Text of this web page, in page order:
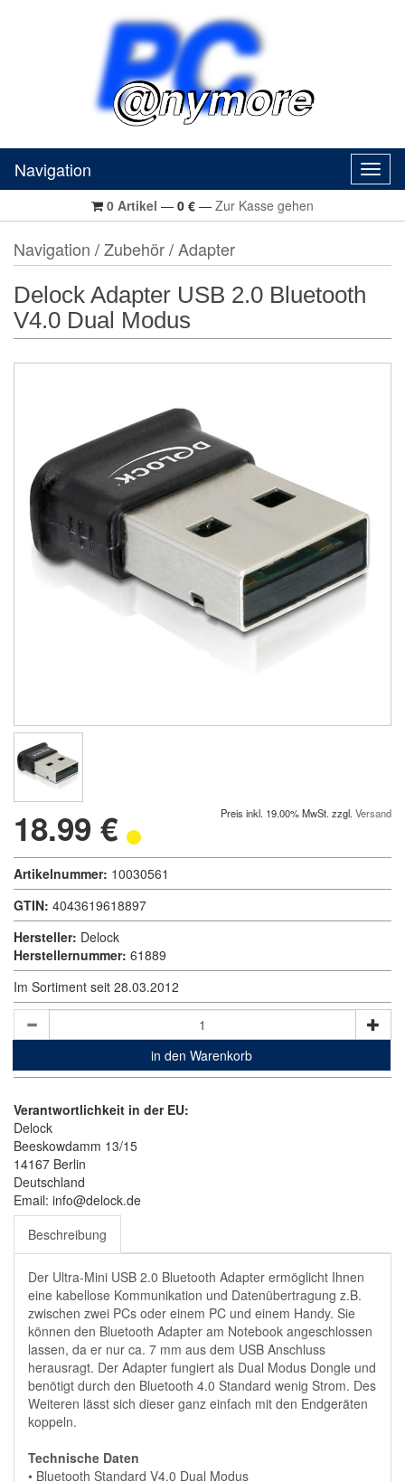
Navigation
0 Artikel — 0 € — Zur Kasse gehen
Navigation /Zubehör/Adapter
Delock Adapter USB 2.0 Bluetooth
V4.0 Dual Modus
18.99 € Preis inkl. 19.00% MwSt. zzgl. Versand
Artikelnummer: 10030561
GTIN: 4043619618897
Hersteller: Delock
Herstellernummer: 61889
Im Sortiment seit 28.03.2012
in den Warenkorb
Verantwortlichkeit in der EU:
Delock
Beeskowdamm 13/15
14167 Berlin
Deutschland
Email: info@delock.de
Beschreibung
Der Ultra-Mini USB 2.0 Bluetooth Adapter ermöglicht Ihnen
eine kabellose Kommunikation und Datenübertragung z.B.
zwischen zwei PCs oder einem PC und einem Handy. Sie
können den Bluetooth Adapter am Notebook angeschlossen
lassen, da er nur ca. 7 mm aus dem USB Anschluss
herausragt. Der Adapter fungiert als Dual Modus Dongle und
benötigt durch den Bluetooth 4.0 Standard wenig Strom. Des
Weiteren lässt sich dieser ganz einfach mit den Endgeräten
koppeln.
Technische Daten
• Bluetooth Standard V4.0 Dual Modus